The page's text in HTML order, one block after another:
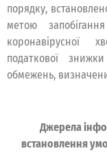
порядку,
метою
коронавірусної
податкової
обмежень,
Джерела
встановлення